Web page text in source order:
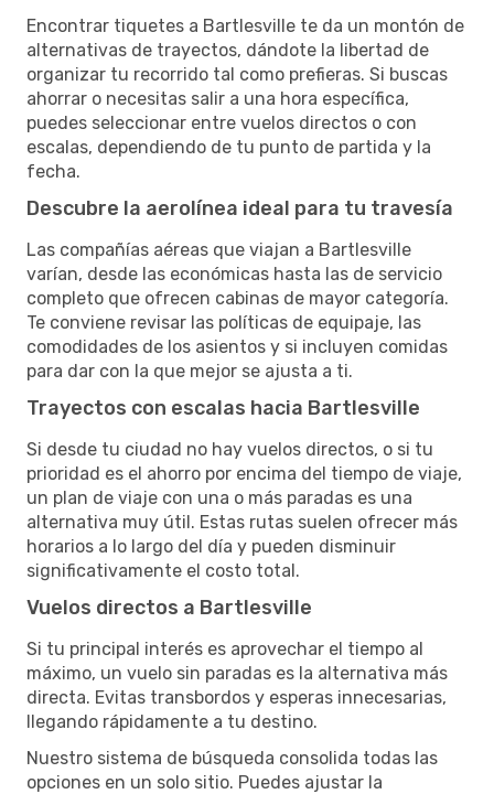
Encontrar tiquetes a Bartlesville te da un montón de
alternativas de trayectos, dándote la libertad de
organizar tu recorrido tal como prefieras. Si buscas
ahorrar o necesitas salir a una hora específica,
puedes seleccionar entre vuelos directos o con
escalas, dependiendo de tu punto de partida y la
fecha.
Descubre la aerolínea ideal para tu travesía
Las compañías aéreas que viajan a Bartlesville
varían, desde las económicas hasta las de servicio
completo que ofrecen cabinas de mayor categoría.
Te conviene revisar las políticas de equipaje, las
comodidades de los asientos y si incluyen comidas
para dar con la que mejor se ajusta a ti.
Trayectos con escalas hacia Bartlesville
Si desde tu ciudad no hay vuelos directos, o si tu
prioridad es el ahorro por encima del tiempo de viaje,
un plan de viaje con una o más paradas es una
alternativa muy útil. Estas rutas suelen ofrecer más
horarios a lo largo del día y pueden disminuir
significativamente el costo total.
Vuelos directos a Bartlesville
Si tu principal interés es aprovechar el tiempo al
máximo, un vuelo sin paradas es la alternativa más
directa. Evitas transbordos y esperas innecesarias,
llegando rápidamente a tu destino.
Nuestro sistema de búsqueda consolida todas las
opciones en un solo sitio. Puedes ajustar la